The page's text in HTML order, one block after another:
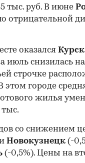
тыс. руб. В июне
отрицательной
оказался Курск
июль снизилась на
строчке
этом городе
жилья
тыс.
со снижением
Новокузнецк (-
(-0,5%). Цены на